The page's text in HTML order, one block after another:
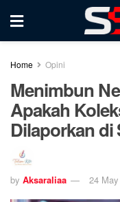
Home Opini
Menimbun
Apakah
Dilaporkan di
by Aksaraliaa 24